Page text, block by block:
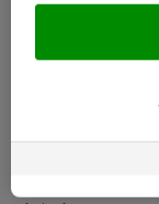
LinkedIn